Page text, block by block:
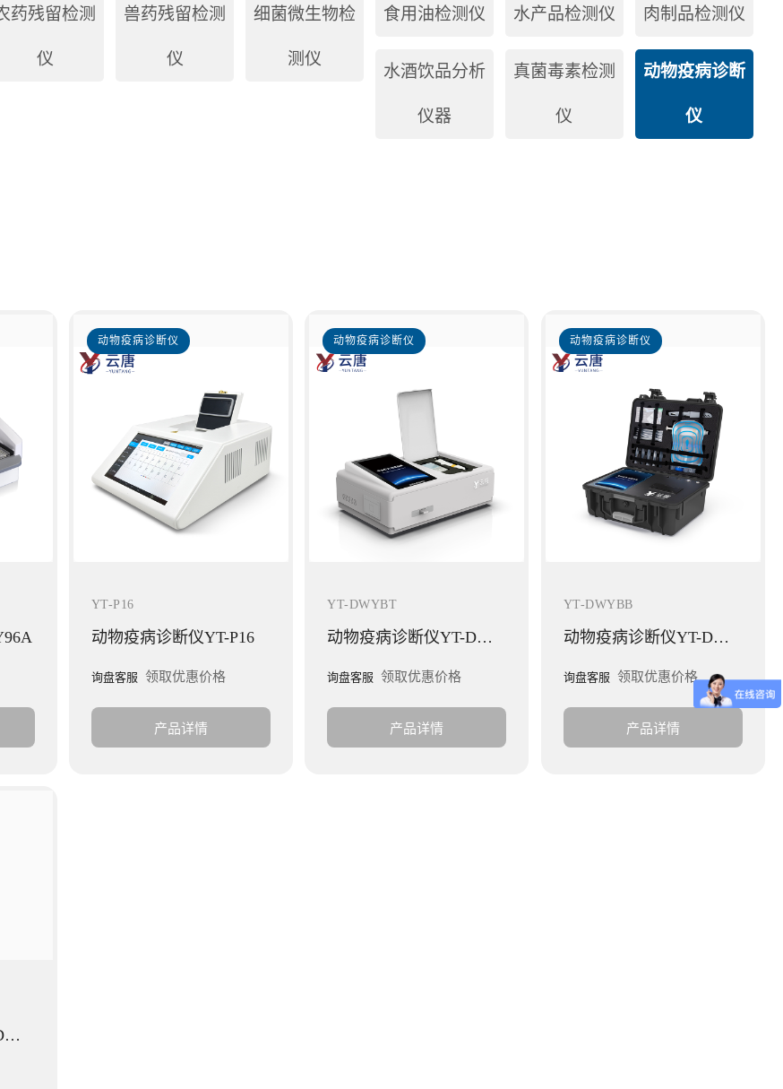
药残留检测
仪
兽药残留检测
仪
细菌微生物检
测仪
食用油检测仪 水产品检测仪 肉制品检测仪
水酒饮品分析
仪器
真菌毒素检测
仪
动物疫病诊断
仪
动物疫病诊断仪
YT-P16
动物疫病诊断仪YT-P16
询盘客服 领取优惠价格
产品详情
动物疫病诊断仪
YT-DWYBT
动物疫病诊断仪YT-DWYBT
询盘客服 领取优惠价格
产品详情
动物疫病诊断仪
YT-DWYBB
动物疫病诊断仪YT-DWYBB
询盘客服 领取优惠价格
产品详情
动物疫病诊断仪YT-DWYB